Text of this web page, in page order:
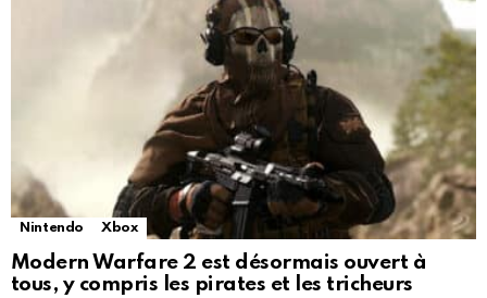
Nintendo Xbox
Modern Warfare 2 est désormais ouvert à
tous, y compris les pirates et les tricheurs